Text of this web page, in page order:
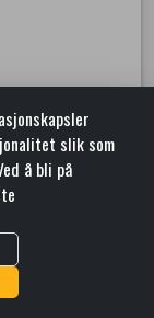
slik som
å bli på